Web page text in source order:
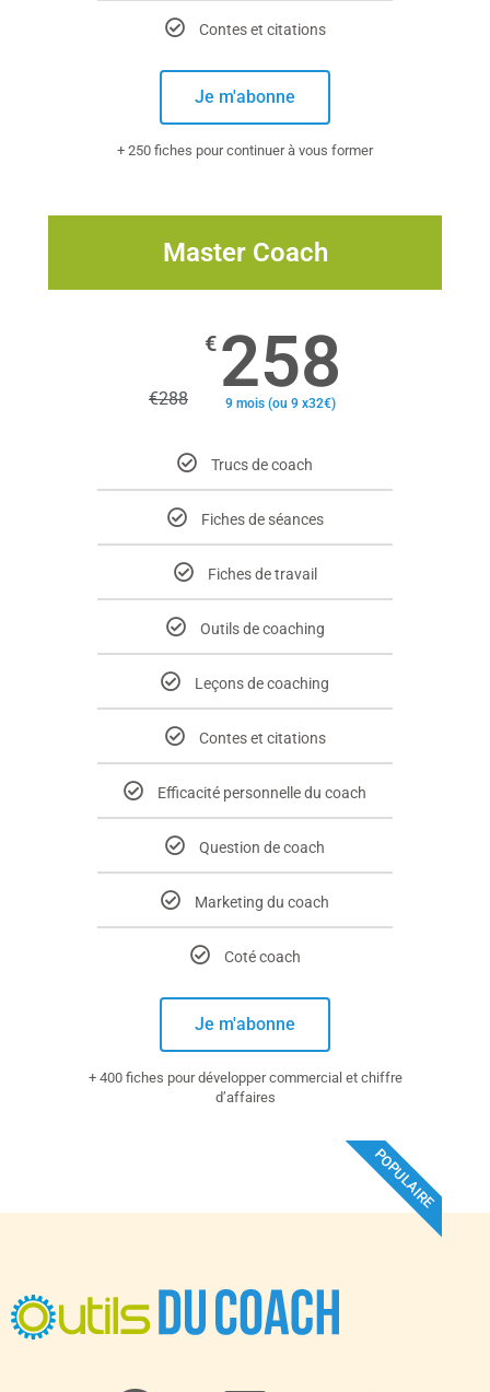
Contes et citations
Je m'abonne
+ 250 fiches pour continuer à vous former
Master Coach
€288
€ 258
9 mois (ou 9 x32€)
Trucs de coach
Fiches de séances
Fiches de travail
Outils de coaching
Leçons de coaching
Contes et citations
Efficacité personnelle du coach
Question de coach
Marketing du coach
Coté coach
Je m'abonne
+ 400 fiches pour développer commercial et chiffre
d’affaires
POPULAIRE